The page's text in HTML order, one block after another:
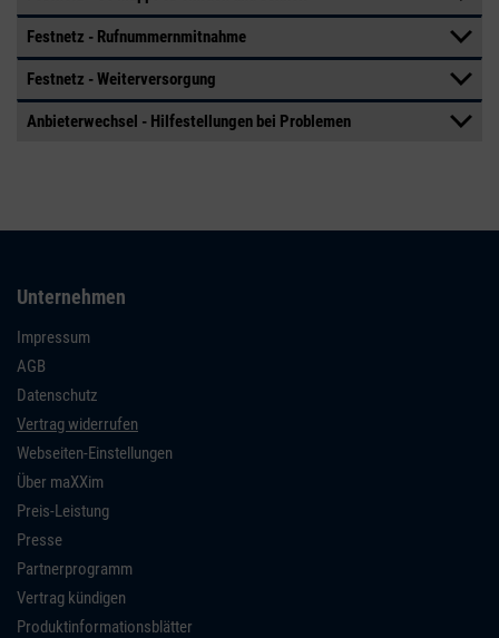
Festnetz - Rufnummernmitnahme
Festnetz - Weiterversorgung
Anbieterwechsel - Hilfestellungen bei Problemen
Unternehmen
Impressum
AGB
Datenschutz
Vertrag widerrufen
Webseiten-Einstellungen
Über maXXim
Preis-Leistung
Presse
Partnerprogramm
Vertrag kündigen
Produktinformationsblätter